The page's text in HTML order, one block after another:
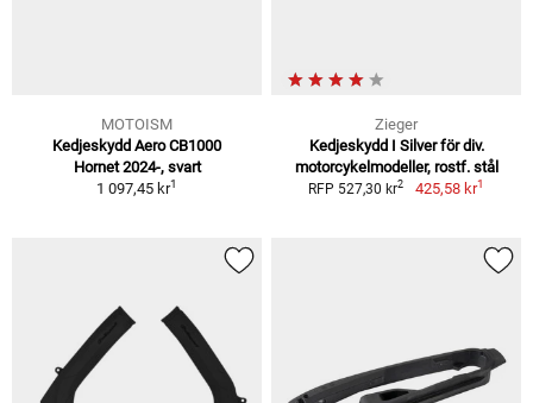
MOTOISM
Kedjeskydd Aero CB1000
Hornet 2024-, svart
1 097,45 kr1
Zieger
Kedjeskydd I Silver för div.
motorcykelmodeller, rostf. stål
RFP 527,30 kr2 425,58 kr1